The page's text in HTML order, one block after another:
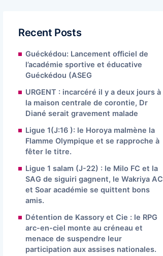
Recent Posts
Guéckédou: Lancement officiel de
l’académie sportive et éducative
Guéckédou (ASEG
URGENT : incarcéré il y a deux jours à
la maison centrale de corontie, Dr
Diané serait gravement malade
Ligue 1(J:16 ): le Horoya malmène la
Flamme Olympique et se rapproche à
fêter le titre.
Ligue 1 salam (J-22) : le Milo FC et la
SAG de siguiri gagnent, le Wakriya AC
et Soar académie se quittent bons
amis.
Détention de Kassory et Cie : le RPG
arc-en-ciel monte au créneau et
menace de suspendre leur
participation aux assises nationales.